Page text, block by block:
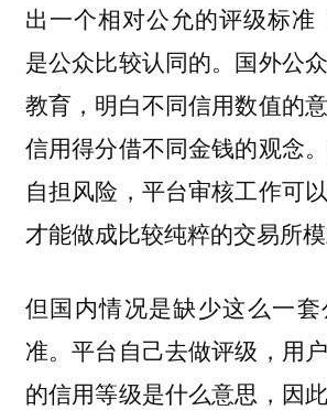
出一个相对公允的评级标准
是公众比较认同的。国外公
教育，明白不同信用数值的
信用得分借不同金钱的观念
自担风险，平台审核工作可
才能做成比较纯粹的交易所模
但国内情况是缺少这么一
准。平台自己去做评级，用
的信用等级是什么意思，因